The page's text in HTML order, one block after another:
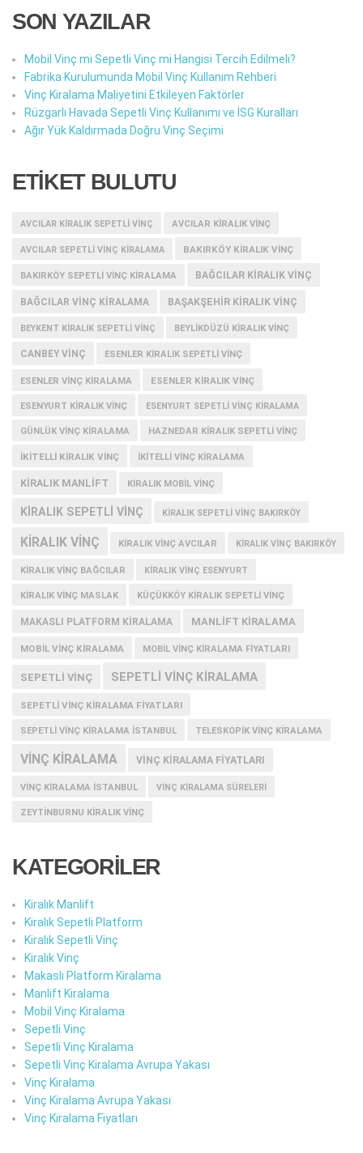
SON YAZILAR
Mobil Vinç mi Sepetli Vinç mi Hangisi Tercih Edilmeli?
Fabrika Kurulumunda Mobil Vinç Kullanım Rehberi
Vinç Kiralama Maliyetini Etkileyen Faktörler
Rüzgarlı Havada Sepetli Vinç Kullanımı ve İSG Kuralları
Ağır Yük Kaldırmada Doğru Vinç Seçimi
ETİKET BULUTU
AVCILAR KIRALIK SEPETLI VINÇ AVCILAR KIRALIK VINÇ
AVCILAR SEPETLI VINÇ KIRALAMA BAKIRKÖY KIRALIK VINÇ
BAKIRKÖY SEPETLI VINÇ KIRALAMA BAĞCILAR KIRALIK VINÇ
BAĞCILAR VINÇ KIRALAMA BAŞAKŞEHIR KIRALIK VINÇ
BEYKENT KIRALIK SEPETLI VINÇ BEYLIKDÜZÜ KIRALIK VINÇ
CANBEY VINÇ ESENLER KIRALIK SEPETLI VINÇ
ESENLER VINÇ KIRALAMA ESENLER KIRALIK VINÇ
ESENYURT KIRALIK VINÇ ESENYURT SEPETLI VINÇ KIRALAMA
GÜNLÜK VINÇ KIRALAMA HAZNEDAR KIRALIK SEPETLI VINÇ
IKITELLI KIRALIK VINÇ IKITELLI VINÇ KIRALAMA
KIRALIK MANLIFT KIRALIK MOBIL VINÇ
KIRALIK SEPETLI VINÇ KIRALIK SEPETLI VINÇ BAKIRKÖY
KIRALIK VINÇ KIRALIK VINÇ AVCILAR KIRALIK VINÇ BAKIRKÖY
KIRALIK VINÇ BAĞCILAR KIRALIK VINÇ ESENYURT
KIRALIK VINÇ MASLAK KÜÇÜKKÖY KIRALIK SEPETLI VINÇ
MAKASLI PLATFORM KIRALAMA MANLIFT KIRALAMA
MOBIL VINÇ KIRALAMA MOBIL VINÇ KIRALAMA FIYATLARI
SEPETLI VINÇ SEPETLI VINÇ KIRALAMA
SEPETLI VINÇ KIRALAMA FIYATLARI
SEPETLI VINÇ KIRALAMA İSTANBUL TELESKOPIK VINÇ KIRALAMA
VINÇ KIRALAMA VINÇ KIRALAMA FIYATLARI
VINÇ KIRALAMA ISTANBUL VINÇ KIRALAMA SÜRELERI
ZEYTINBURNU KIRALIK VINÇ
KATEGORİLER
Kiralık Manlift
Kiralık Sepetli Platform
Kiralık Sepetli Vinç
Kiralık Vinç
Makaslı Platform Kiralama
Manlift Kiralama
Mobil Vinç Kiralama
Sepetli Vinç
Sepetli Vinç Kiralama
Sepetli Vinç Kiralama Avrupa Yakası
Vinç Kiralama
Vinç Kiralama Avrupa Yakası
Vinç Kiralama Fiyatları